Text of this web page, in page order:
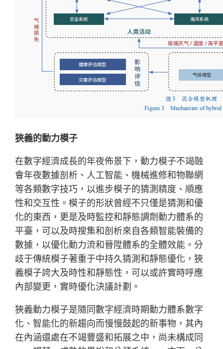
狹義的動力模子
在數字經濟成長的年夜佈景下，動力模子不竭融
會年夜數據剖析、人工智能、機械進修和物聯網
等各類數字技巧，以進步模子的猜測精度、順應
性和交互性。模子的形狀曾經不只僅是猜測和優
化的東西，更是及時監控和靜態調劑動力體系的
平臺，可以及時搜集和剖析來自各類智能裝備的
數據，以優化動力流和晉陞體系的全體效能。分
歧于傳統模子著重于中持久猜測和靜態優化，狹
義模子誇大及時性和靜態性，可以或許實時呼應
內部變更，實時優化決議計劃。
狹義動力模子是隨同數字經濟時期動力體系數字
化、智能化的新趨向而慢慢鼓起的新事物，其內
在內涵還處在不竭豐盛和拓展之中，尚未構成同